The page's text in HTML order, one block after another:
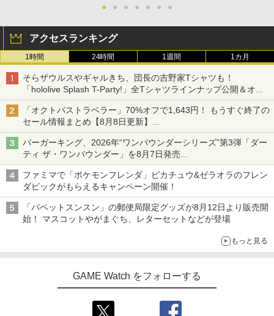
● ● ● ● ● ● ●
アクセスランキング
1時間 24時間 1週間 1カ月
そらザウルスやギャルきち、団長の吉野家Tシャツも！
「hololive Splash T-Party!」全Tシャツラインナップ公開＆オン
ライン販売開始
「オクトパストラベラー」70%オフで1,643円！ もうすぐ終了の
セール情報まとめ【8月8日更新】
ニンテンドーeショップでは「大神 絶景版」が67%オフで990円
バーガーキング、2026年“ワンパウンダーシリーズ”第3弾「ダー
ティ ザ・ワンパウンダー」を8月7日発売
「特製ガーリックマヨソース」を使用した超大型チーズバーガー
ファミマで「ポケモンフレンダ」ピカチュウ&ゼラオラのフレン
ダピックがもらえるキャンペーン開催！
「パペットスンスン」の郵便局限定グッズが8月12日より販売開
始！ マスコットやがまぐち、レターセットなどが登場
もっと見る
GAME Watch をフォローする